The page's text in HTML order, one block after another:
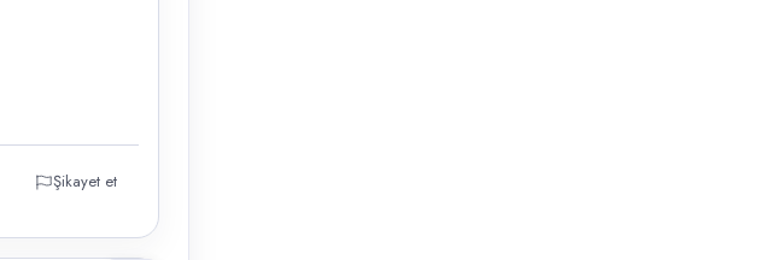
Şikayet et